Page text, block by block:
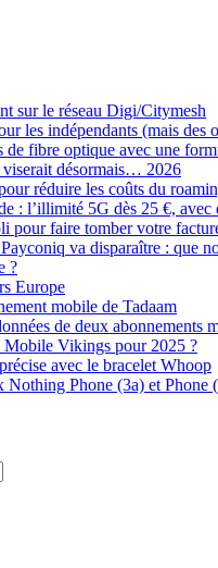
sur le réseau Digi/Citymesh
les indépendants (mais des
fibre optique avec une
désormais… 2026
réduire les coûts du
: l’illimité 5G dès 25 €, avec
pour faire tomber votre
va disparaître : que
?
Europe
mobile de Tadaam
de deux abonnements
Mobile Vikings pour 2025 ?
avec le bracelet Whoop
Phone (3a) et Phone